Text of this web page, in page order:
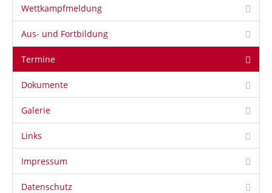
Wettkampfmeldung
Aus- und Fortbildung
Termine
Dokumente
Galerie
Links
Impressum
Datenschutz